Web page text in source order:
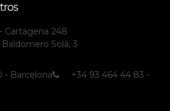
Cartagena 248
Solà, 3
- Barcelona
+34 93 464 44 83 -